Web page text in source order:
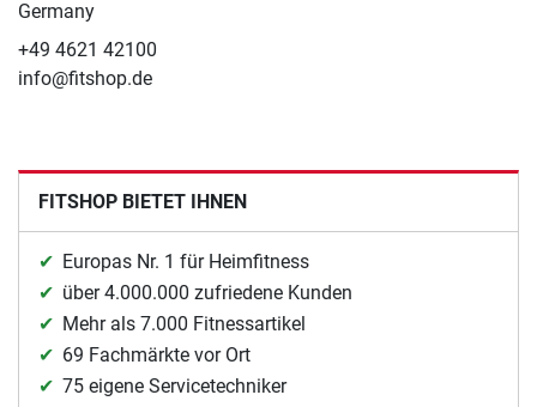
Germany
+49 4621 42100
info@fitshop.de
FITSHOP BIETET IHNEN
Europas Nr. 1 für Heimfitness
über 4.000.000 zufriedene Kunden
Mehr als 7.000 Fitnessartikel
69 Fachmärkte vor Ort
75 eigene Servicetechniker